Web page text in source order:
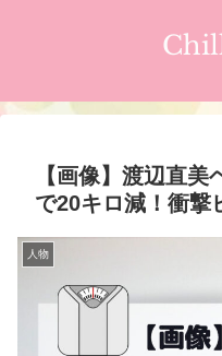
【画像】渡辺直美
で20キロ減！衝撃
人物